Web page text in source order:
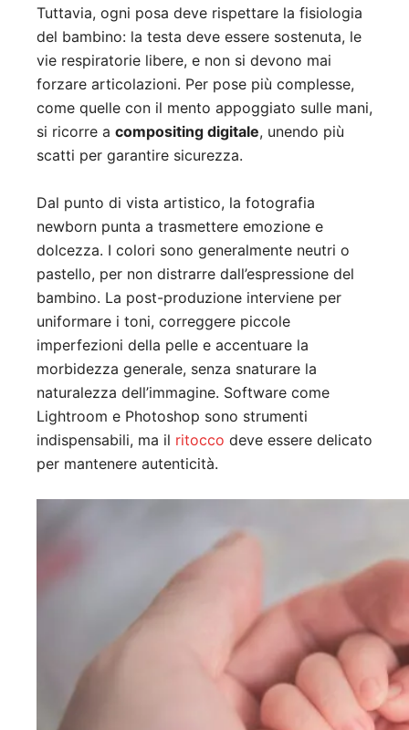
Tuttavia, ogni posa deve rispettare la fisiologia
del bambino: la testa deve essere sostenuta, le
vie respiratorie libere, e non si devono mai
forzare articolazioni. Per pose più complesse,
come quelle con il mento appoggiato sulle mani,
si ricorre a compositing digitale, unendo più
scatti per garantire sicurezza.
Dal punto di vista artistico, la fotografia
newborn punta a trasmettere emozione e
dolcezza. I colori sono generalmente neutri o
pastello, per non distrarre dall’espressione del
bambino. La post-produzione interviene per
uniformare i toni, correggere piccole
imperfezioni della pelle e accentuare la
morbidezza generale, senza snaturare la
naturalezza dell’immagine. Software come
Lightroom e Photoshop sono strumenti
indispensabili, ma il ritocco deve essere delicato
per mantenere autenticità.